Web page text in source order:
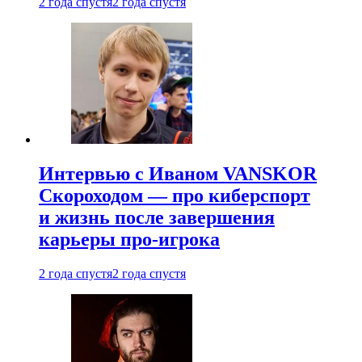
Интервью с Иваном VANSKOR
Скороходом — про киберспорт
и жизнь после завершения
карьеры про-игрока
2 года спустя2 года спустя